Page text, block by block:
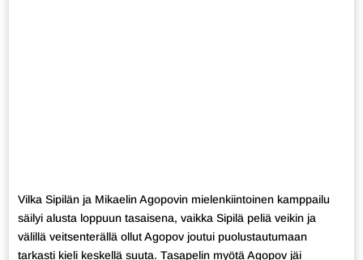
Vilka Sipilän ja Mikaelin Agopovin mielenkiintoinen kamppailu
säilyi alusta loppuun tasaisena, vaikka Sipilä peliä veikin ja
välillä veitsenterällä ollut Agopov joutui puolustautumaan
tarkasti kieli keskellä suuta. Tasapelin myötä Agopov jäi